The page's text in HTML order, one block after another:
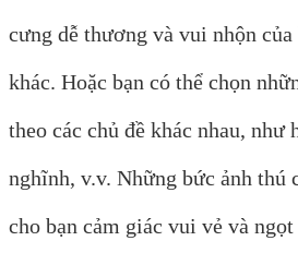
cưng dễ thương và vui nhộn
khác. Hoặc bạn có thể chọn
theo các chủ đề khác nhau, như
nghĩnh, v.v. Những bức ảnh thú
cho bạn cảm giác vui vẻ và ngọt